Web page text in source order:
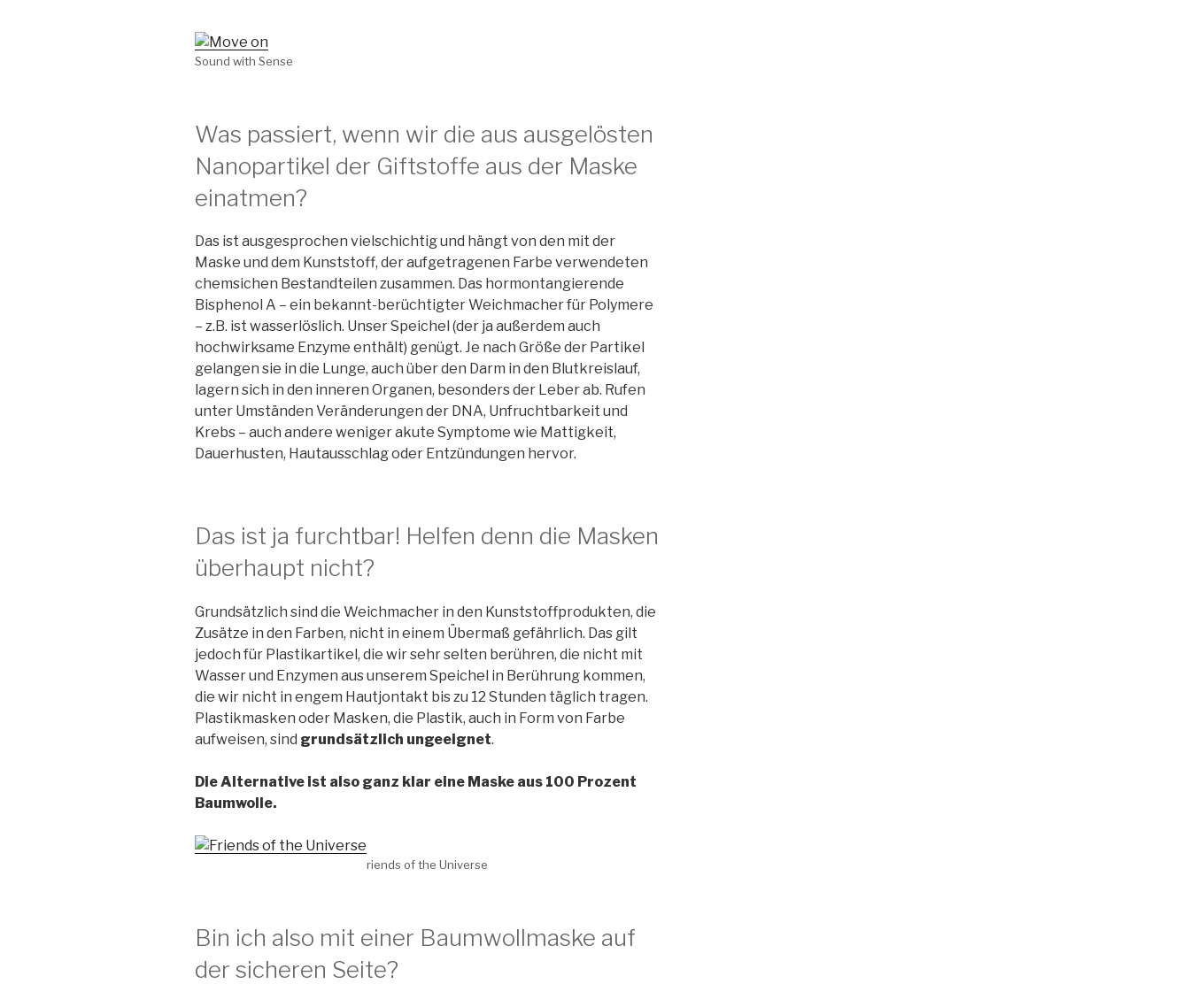
Sound with Sense
Was passiert, wenn wir die aus ausgelösten
Nanopartikel der Giftstoffe aus der Maske
einatmen?
Das ist ausgesprochen vielschichtig und hängt von den mit der
Maske und dem Kunststoff, der aufgetragenen Farbe verwendeten
chemsichen Bestandteilen zusammen. Das hormontangierende
Bisphenol A – ein bekannt-berüchtigter Weichmacher für Polymere
– z.B. ist wasserlöslich. Unser Speichel (der ja außerdem auch
hochwirksame Enzyme enthält) genügt. Je nach Größe der Partikel
gelangen sie in die Lunge, auch über den Darm in den Blutkreislauf,
lagern sich in den inneren Organen, besonders der Leber ab. Rufen
unter Umständen Veränderungen der DNA, Unfruchtbarkeit und
Krebs – auch andere weniger akute Symptome wie Mattigkeit,
Dauerhusten, Hautausschlag oder Entzündungen hervor.
Das ist ja furchtbar! Helfen denn die Masken
überhaupt nicht?
Grundsätzlich sind die Weichmacher in den Kunststoffprodukten, die
Zusätze in den Farben, nicht in einem Übermaß gefährlich. Das gilt
jedoch für Plastikartikel, die wir sehr selten berühren, die nicht mit
Wasser und Enzymen aus unserem Speichel in Berührung kommen,
die wir nicht in engem Hautjontakt bis zu 12 Stunden täglich tragen.
Plastikmasken oder Masken, die Plastik, auch in Form von Farbe
aufweisen, sind grundsätzlich ungeeignet.
Die Alternative ist also ganz klar eine Maske aus 100 Prozent
Baumwolle.
riends of the Universe
Bin ich also mit einer Baumwollmaske auf
der sicheren Seite?